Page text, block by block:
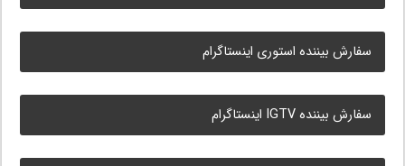
سفارش بیننده استوری اینستاگرام
سفارش بیننده IGTV اینستاگرام